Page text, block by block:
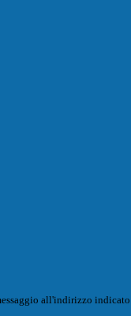
all'indirizzo